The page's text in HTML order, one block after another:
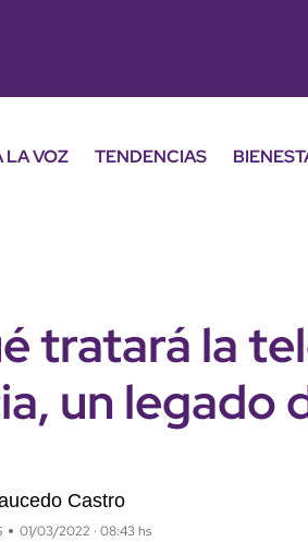
LA VOZ TENDENCIAS
tratará la
un legado
Castro
01/03/2022 · 08:43 hs